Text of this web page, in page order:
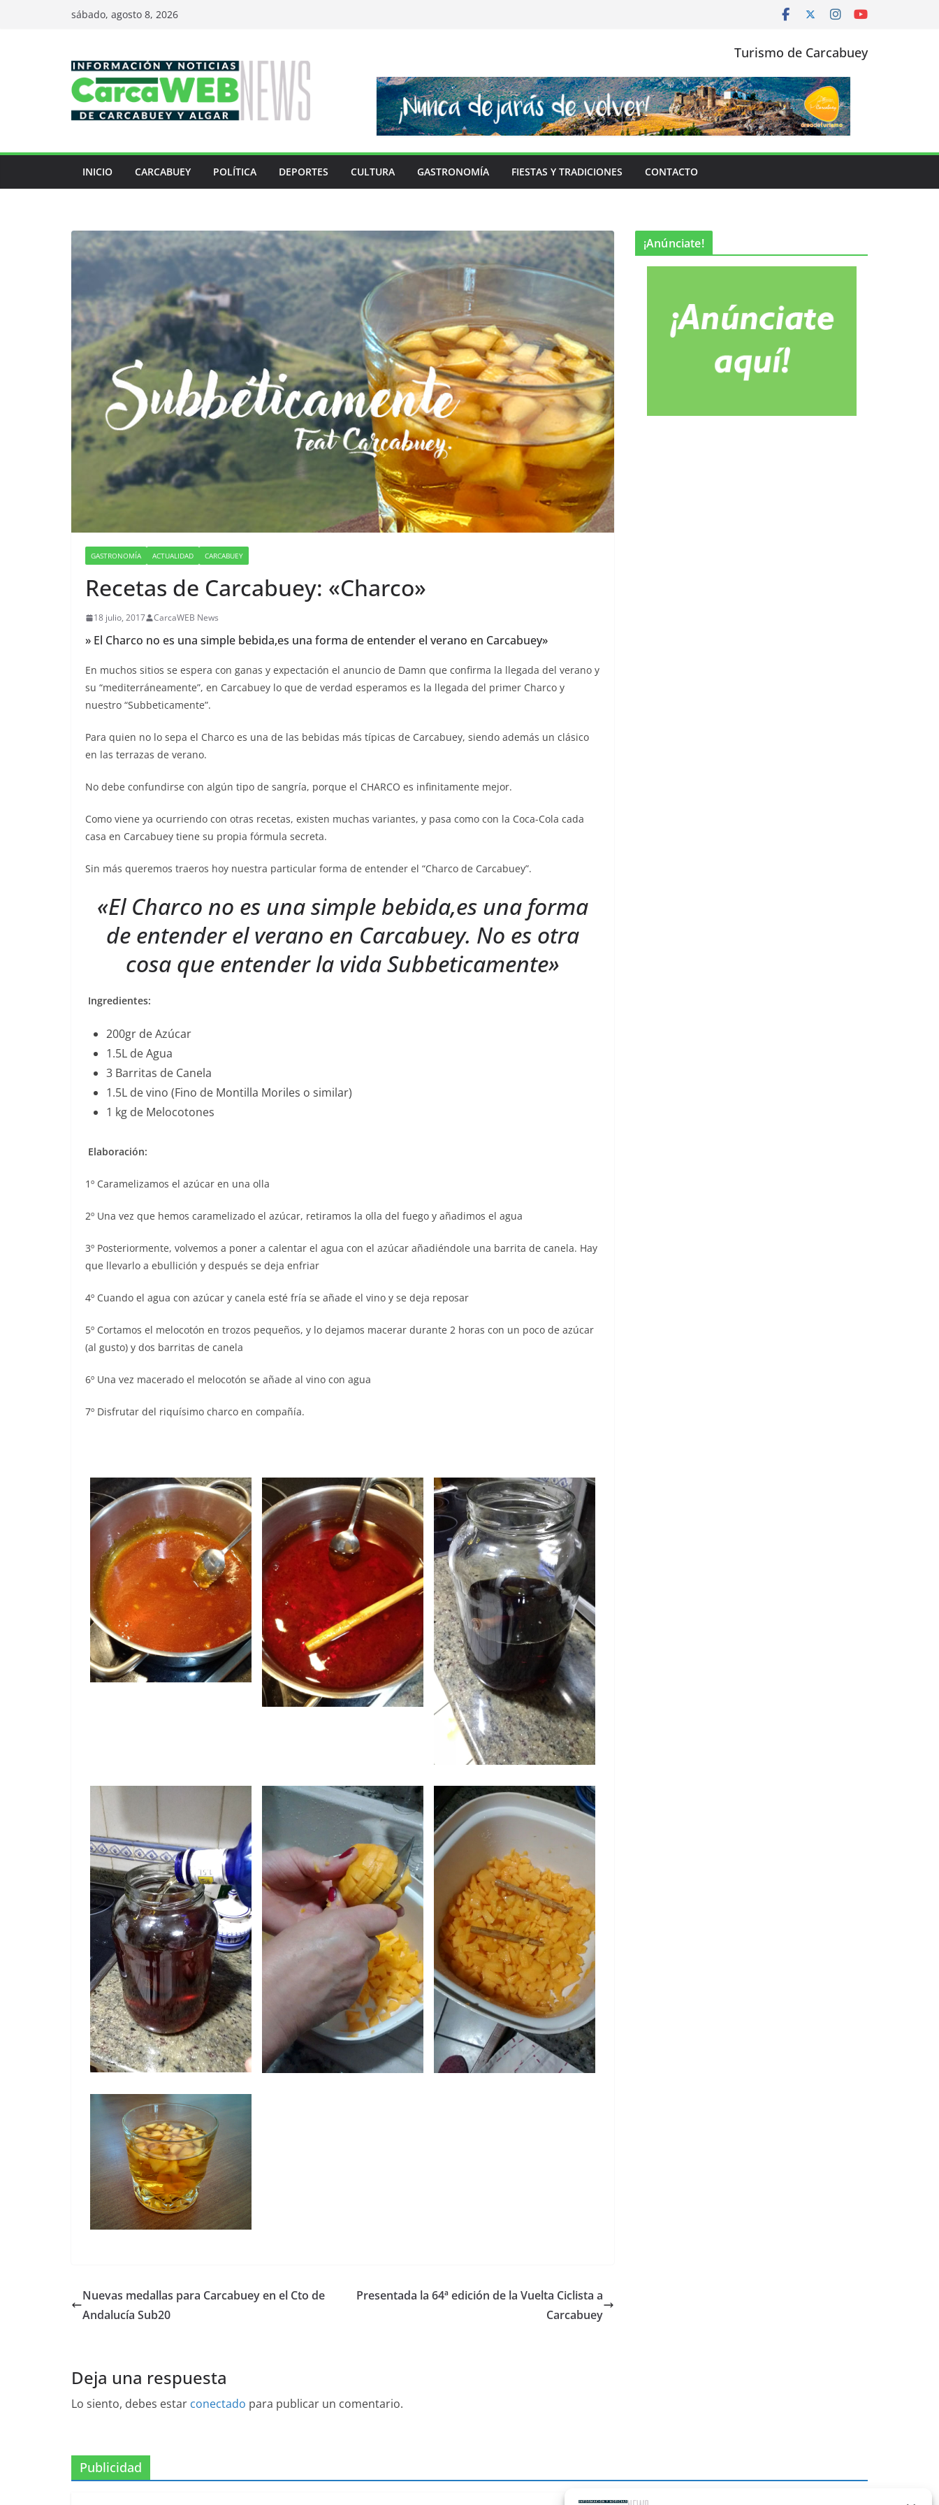
sábado, agosto 8, 2026
Turismo de Carcabuey
INICIO CARCABUEY POLÍTICA DEPORTES CULTURA GASTRONOMÍA FIESTAS Y TRADICIONES CONTACTO
GASTRONOMÍA ACTUALIDAD CARCABUEY
Recetas de Carcabuey: «Charco»
18 julio, 2017 CarcaWEB News
» El Charco no es una simple bebida,es una forma de entender el verano en Carcabuey»
En muchos sitios se espera con ganas y expectación el anuncio de Damn que confirma la llegada del verano y
su “mediterráneamente”, en Carcabuey lo que de verdad esperamos es la llegada del primer Charco y
nuestro “Subbeticamente”.
Para quien no lo sepa el Charco es una de las bebidas más típicas de Carcabuey, siendo además un clásico
en las terrazas de verano.
No debe confundirse con algún tipo de sangría, porque el CHARCO es infinitamente mejor.
Como viene ya ocurriendo con otras recetas, existen muchas variantes, y pasa como con la Coca-Cola cada
casa en Carcabuey tiene su propia fórmula secreta.
Sin más queremos traeros hoy nuestra particular forma de entender el “Charco de Carcabuey”.
«El Charco no es una simple bebida,es una forma
de entender el verano en Carcabuey. No es otra
cosa que entender la vida Subbeticamente»
Ingredientes:
200gr de Azúcar
1.5L de Agua
3 Barritas de Canela
1.5L de vino (Fino de Montilla Moriles o similar)
1 kg de Melocotones
Elaboración:
1º Caramelizamos el azúcar en una olla
2º Una vez que hemos caramelizado el azúcar, retiramos la olla del fuego y añadimos el agua
3º Posteriormente, volvemos a poner a calentar el agua con el azúcar añadiéndole una barrita de canela. Hay
que llevarlo a ebullición y después se deja enfriar
4º Cuando el agua con azúcar y canela esté fría se añade el vino y se deja reposar
5º Cortamos el melocotón en trozos pequeños, y lo dejamos macerar durante 2 horas con un poco de azúcar
(al gusto) y dos barritas de canela
6º Una vez macerado el melocotón se añade al vino con agua
7º Disfrutar del riquísimo charco en compañía.
Nuevas medallas para Carcabuey en el Cto de
Andalucía Sub20
Presentada la 64ª edición de la Vuelta Ciclista a
Carcabuey
Deja una respuesta
Lo siento, debes estar conectado para publicar un comentario.
¡Anúnciate!
Publicidad